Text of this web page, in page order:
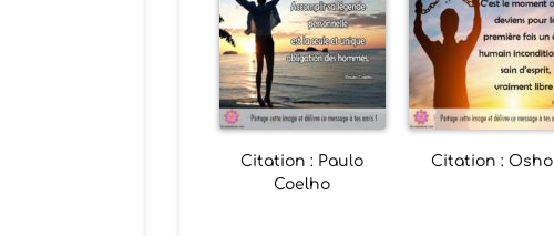
Citation : Paulo
Coelho
Citation : Osho